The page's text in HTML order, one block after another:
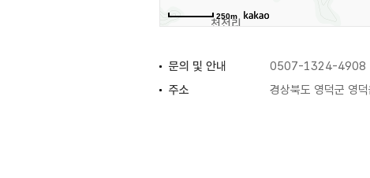
250m
문의 및 안내 0507-1324-4908
주소
경상북도 영덕군 영